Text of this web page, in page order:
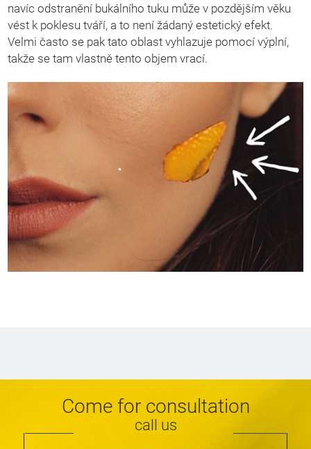
navíc odstranění bukálního tuku může v pozdějším věku
vést k poklesu tváří, a to není žádaný estetický efekt.
Velmi často se pak tato oblast vyhlazuje pomocí výplní,
takže se tam vlastně tento objem vrací.
Come for consultation
call us